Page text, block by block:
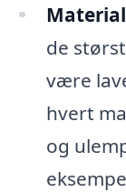
de
være
hvert
og